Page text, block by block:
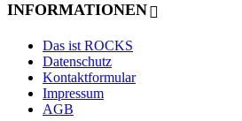
INFORMATIONEN
Das ist ROCKS
Datenschutz
Kontaktformular
Impressum
AGB